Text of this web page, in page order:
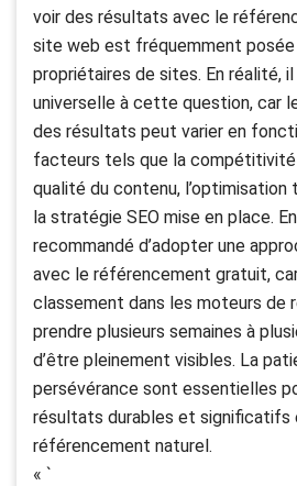
voir des résultats avec le
site web est fréquemment posée
propriétaires de sites. En réalité, il
universelle à cette question, car
des résultats peut varier en
facteurs tels que la compétitivité
qualité du contenu,
la stratégie SEO mise en place.
recommandé d’adopter une
avec le référencement gratuit,
classement dans les moteurs de
prendre plusieurs semaines à
d’être pleinement visibles. La
persévérance sont essentielles
résultats durables et significatifs
référencement naturel.
« `